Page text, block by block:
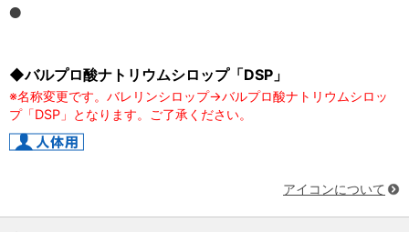
◆バルプロ酸ナトリウムシロップ「DSP」
※名称変更です。バレリンシロップ→バルプロ酸ナトリウムシロッ
プ「DSP」となります。ご了承ください。
アイコンについて